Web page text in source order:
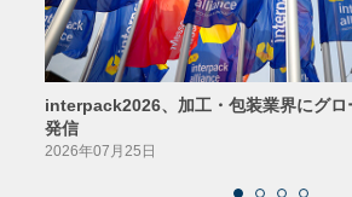
interpack2026、加工・包装業界にグロ
発信
2026年07月25日